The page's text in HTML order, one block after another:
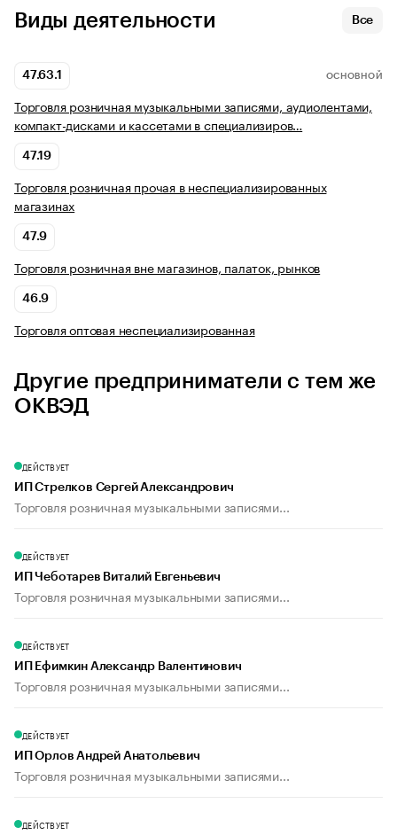
Виды деятельности Все
47.63.1 ОСНОВНОЙ
Торговля розничная музыкальными записями, аудиолентами,
компакт-дисками и кассетами в специализиров…
47.19
Торговля розничная прочая в неспециализированных
магазинах
47.9
Торговля розничная вне магазинов, палаток, рынков
46.9
Торговля оптовая неспециализированная
Другие предприниматели с тем же
ОКВЭД
ДЕЙСТВУЕТ
ИП Стрелков Сергей Александрович
Торговля розничная музыкальными записями...
ДЕЙСТВУЕТ
ИП Чеботарев Виталий Евгеньевич
Торговля розничная музыкальными записями...
ДЕЙСТВУЕТ
ИП Ефимкин Александр Валентинович
Торговля розничная музыкальными записями...
ДЕЙСТВУЕТ
ИП Орлов Андрей Анатольевич
Торговля розничная музыкальными записями...
ДЕЙСТВУЕТ